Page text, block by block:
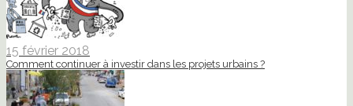
15 février 2018
Comment continuer à investir dans les projets urbains ?